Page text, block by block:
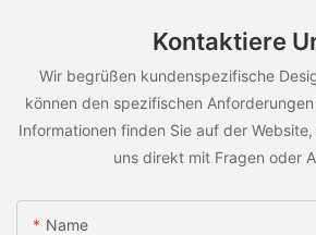
Kontaktiere
Wir begrüßen kundenspezifische
können den spezifischen
Informationen finden Sie auf der
uns direkt mit Fragen oder
Name